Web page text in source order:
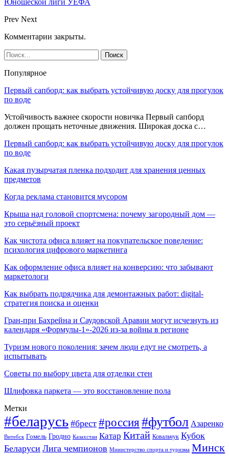
Prev Next
Комментарии закрыты.
Популярное
Первый сапборд: как выбрать устойчивую доску для прогулок
по воде
Устойчивость важнее скорости новичка Первый сапборд
должен прощать неточные движения. Широкая доска с…
Первый сапборд: как выбрать устойчивую доску для прогулок
по воде
Какая пузырчатая пленка подходит для хранения ценных
предметов
Когда реклама становится мусором
Крыша над головой спортсмена: почему загородный дом —
это серьёзный проект
Как чистота офиса влияет на покупательское поведение:
психология цифрового маркетинга
Как оформление офиса влияет на конверсию: что забывают
маркетологи
Как выбрать подрядчика для демонтажных работ: digital-
стратегия поиска и оценки
Гран-при Бахрейна и Саудовской Аравии могут исчезнуть из
календаря «Формулы-1»-2026 из-за войны в регионе
Туризм нового поколения: зачем люди едут не смотреть, а
испытывать
Советы по выбору цвета для отделки стен
Шлифовка паркета — это восстановление пола
Метки
#беларусь #брест #россия#футбол Азаренко
Витебск Гомель Гродно Казахстан Катар Китай Ковальчук Кубок
Беларуси Лига чемпионов Министерство спорта и туризма Минск